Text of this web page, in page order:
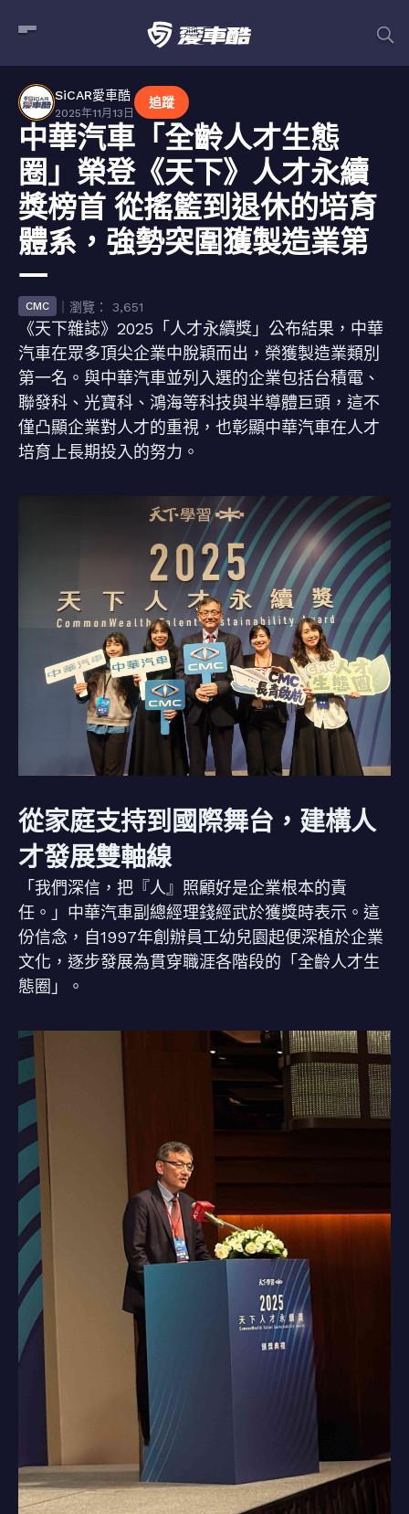
SiCAR愛車酷
2025年11月13日
追蹤
中華汽車「全齡人才生態
圈」榮登《天下》人才永續
獎榜首 從搖籃到退休的培育
體系，強勢突圍獲製造業第
一
CMC ｜瀏覽： 3,651
《天下雜誌》2025「人才永續獎」公布結果，中華
汽車在眾多頂尖企業中脫穎而出，榮獲製造業類別
第一名。與中華汽車並列入選的企業包括台積電、
聯發科、光寶科、鴻海等科技與半導體巨頭，這不
僅凸顯企業對人才的重視，也彰顯中華汽車在人才
培育上長期投入的努力。
從家庭支持到國際舞台，建構人
才發展雙軸線
「我們深信，把『人』照顧好是企業根本的責
任。」中華汽車副總經理錢經武於獲獎時表示。這
份信念，自1997年創辦員工幼兒園起便深植於企業
文化，逐步發展為貫穿職涯各階段的「全齡人才生
態圈」。